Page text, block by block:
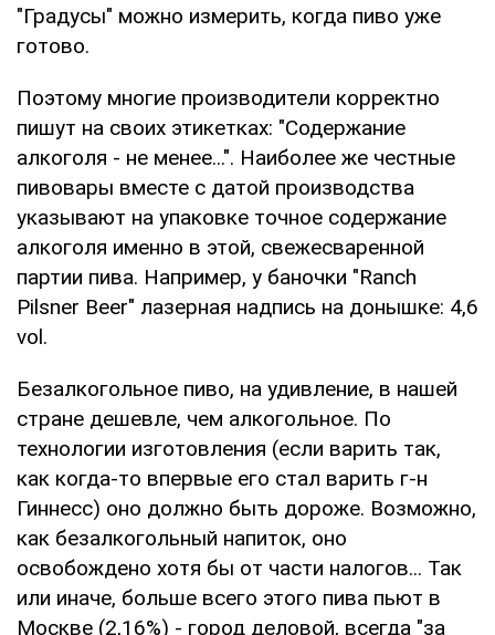
"Градусы" можно измерить, когда пиво уже
готово.
Поэтому многие производители корректно
пишут на своих этикетках: "Содержание
алкоголя - не менее...". Наиболее же честные
пивовары вместе с датой производства
указывают на упаковке точное содержание
алкоголя именно в этой, свежесваренной
партии пива. Например, у баночки "Ranch
Pilsner Beer" лазерная надпись на донышке: 4,6
vol.
Безалкогольное пиво, на удивление, в нашей
стране дешевле, чем алкогольное. По
технологии изготовления (если варить так,
как когда-то впервые его стал варить г-н
Гиннесс) оно должно быть дороже. Возможно,
как безалкогольный напиток, оно
освобождено хотя бы от части налогов... Так
или иначе, больше всего этого пива пьют в
Москве (2,16%) - город деловой, всегда "за